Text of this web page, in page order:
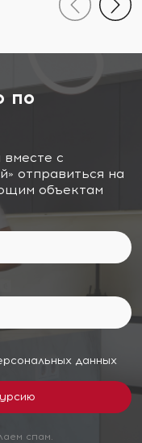
по
с
отправиться на
объектам
данных
спам.